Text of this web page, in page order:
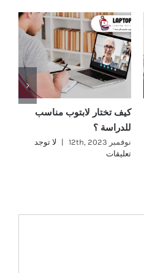
كيف تختار لابتوب مناسب
للدراسة ؟
نوفمبر 12th, 2023 |
لا توجد
تعليقات